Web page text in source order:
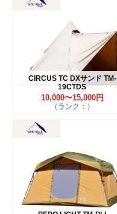
CIRCUS TC DXサンド TM-
19CTDS
10,000〜15,000円
（ランク：）